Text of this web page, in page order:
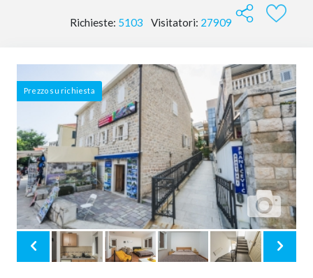
Richieste: 5103 Visitatori: 27909
Prezzo su richiesta